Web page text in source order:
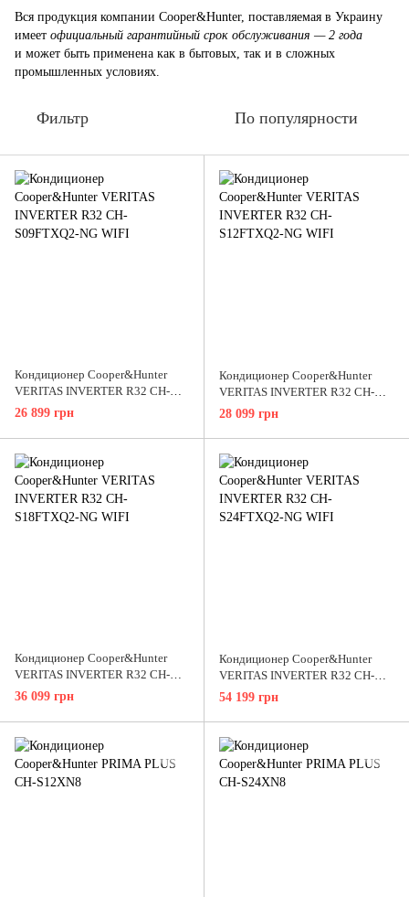
Вся продукция компании Cooper&Hunter, поставляемая в Украину
имеет официальный гарантийный срок обслуживания —2 года
и может быть применена как в бытовых, так и в сложных
промышленных условиях.
Фильтр По популярности
Кондиционер Cooper&Hunter
VERITAS INVERTER R32 CH-
S09FTXQ2-NG WIFI
26 899 грн
Кондиционер Cooper&Hunter
VERITAS INVERTER R32 CH-
S12FTXQ2-NG WIFI
28 099 грн
Кондиционер Cooper&Hunter
VERITAS INVERTER R32 CH-
S18FTXQ2-NG WIFI
36 099 грн
Кондиционер Cooper&Hunter
VERITAS INVERTER R32 CH-
S24FTXQ2-NG WIFI
54 199 грн